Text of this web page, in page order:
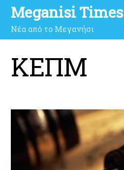
Meganisi Times
Νέα από το Μεγανήσι
ΚΕΠΜ